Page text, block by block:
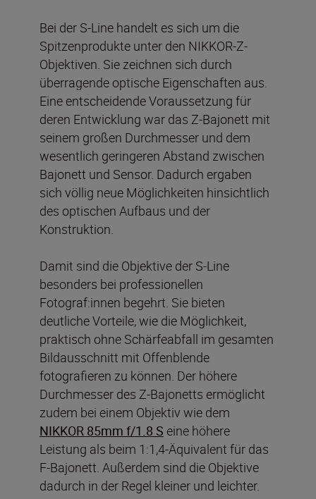
Bei der S-Line handelt es sich um die
Spitzenprodukte unter den NIKKOR-Z-
Objektiven. Sie zeichnen sich durch
überragende optische Eigenschaften aus.
Eine entscheidende Voraussetzung für
deren Entwicklung war das Z-Bajonett mit
seinem großen Durchmesser und dem
wesentlich geringeren Abstand zwischen
Bajonett und Sensor. Dadurch ergaben
sich völlig neue Möglichkeiten hinsichtlich
des optischen Aufbaus und der
Konstruktion.
Damit sind die Objektive der S-Line
besonders bei professionellen
Fotograf:innen begehrt. Sie bieten
deutliche Vorteile, wie die Möglichkeit,
praktisch ohne Schärfeabfall im gesamten
Bildausschnitt mit Offenblende
fotografieren zu können. Der höhere
Durchmesser des Z-Bajonetts ermöglicht
zudem bei einem Objektiv wie dem
NIKKOR 85mm f/1.8 S eine höhere
Leistung als beim 1:1,4-Äquivalent für das
F-Bajonett. Außerdem sind die Objektive
dadurch in der Regel kleiner und leichter.